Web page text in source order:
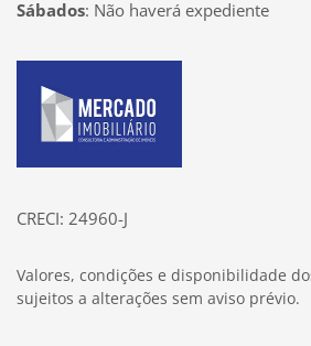
Sábados: Não haverá expediente
CRECI: 24960-J
Valores, condições e disponibilidade
sujeitos a alterações sem aviso prévio.